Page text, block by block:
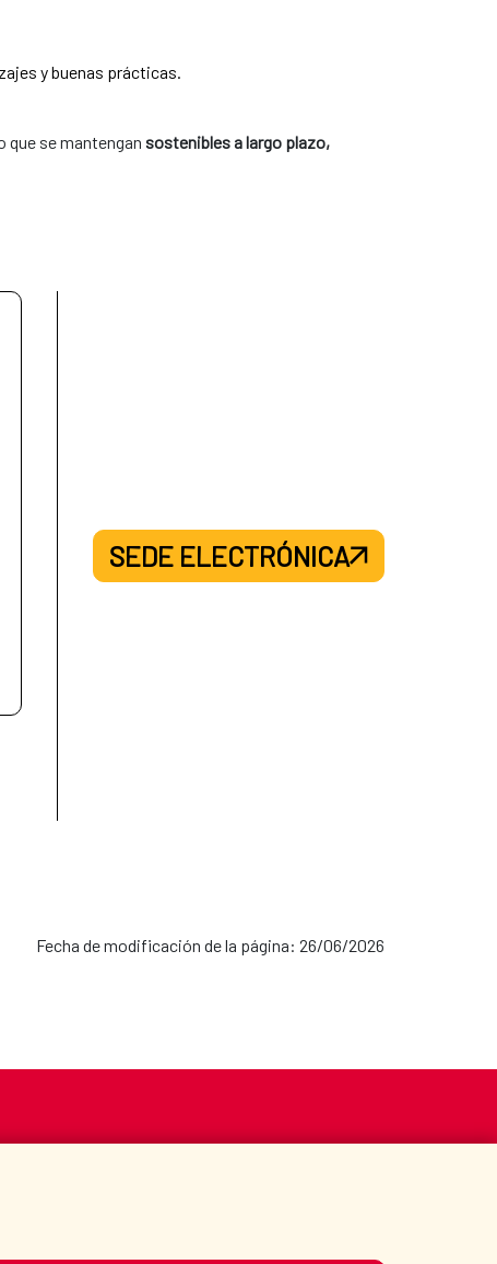
y buenas prácticas.
que se mantengan sostenibles a largo plazo,
SEDE ELECTRÓNICA
Fecha de modificación de la página: 26/06/2026